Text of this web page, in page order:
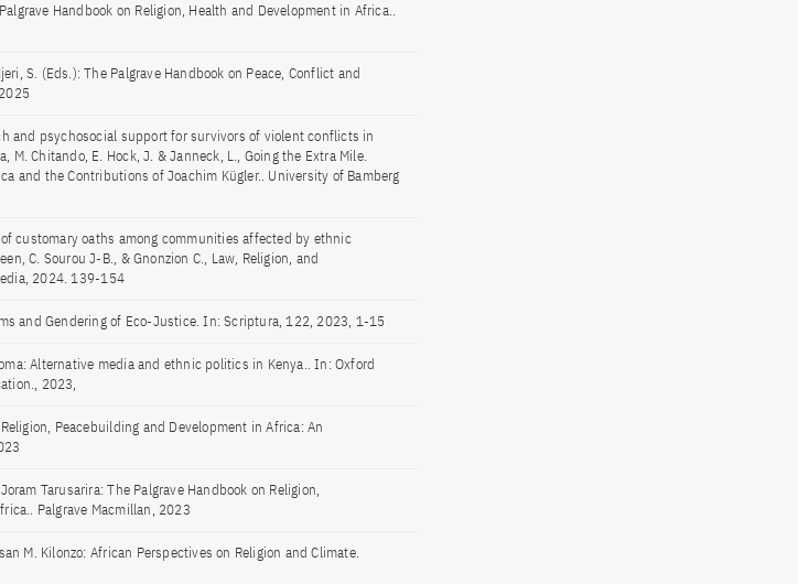
Handbook on Religion, Health and Development in Africa..
S. (Eds.): The Palgrave Handbook on Peace, Conflict and
and psychosocial support for survivors of violent conflicts in
M. Chitando, E. Hock, J. & Janneck, L., Going the Extra Mile.
and the Contributions of Joachim Kügler.. University of Bamberg
customary oaths among communities affected by ethnic
C. Sourou J-B., & Gnonzion C., Law, Religion, and
2024. 139-154
and Gendering of Eco-Justice. In: Scriptura, 122, 2023, 1-15
Alternative media and ethnic politics in Kenya.. In: Oxford
2023,
Peacebuilding and Development in Africa: An
Tarusarira: The Palgrave Handbook on Religion,
Palgrave Macmillan, 2023
M. Kilonzo: African Perspectives on Religion and Climate.